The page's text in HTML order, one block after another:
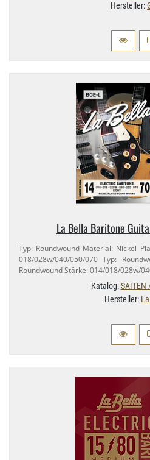
Hersteller:
La Bella Baritone
Typ: Roundwound Material: Nickel
018/​028w/​040/​050/​070 Typ:
Roundwound Stärke: 014/​018/​028w/​
Katalog:SAITEN
Hersteller: